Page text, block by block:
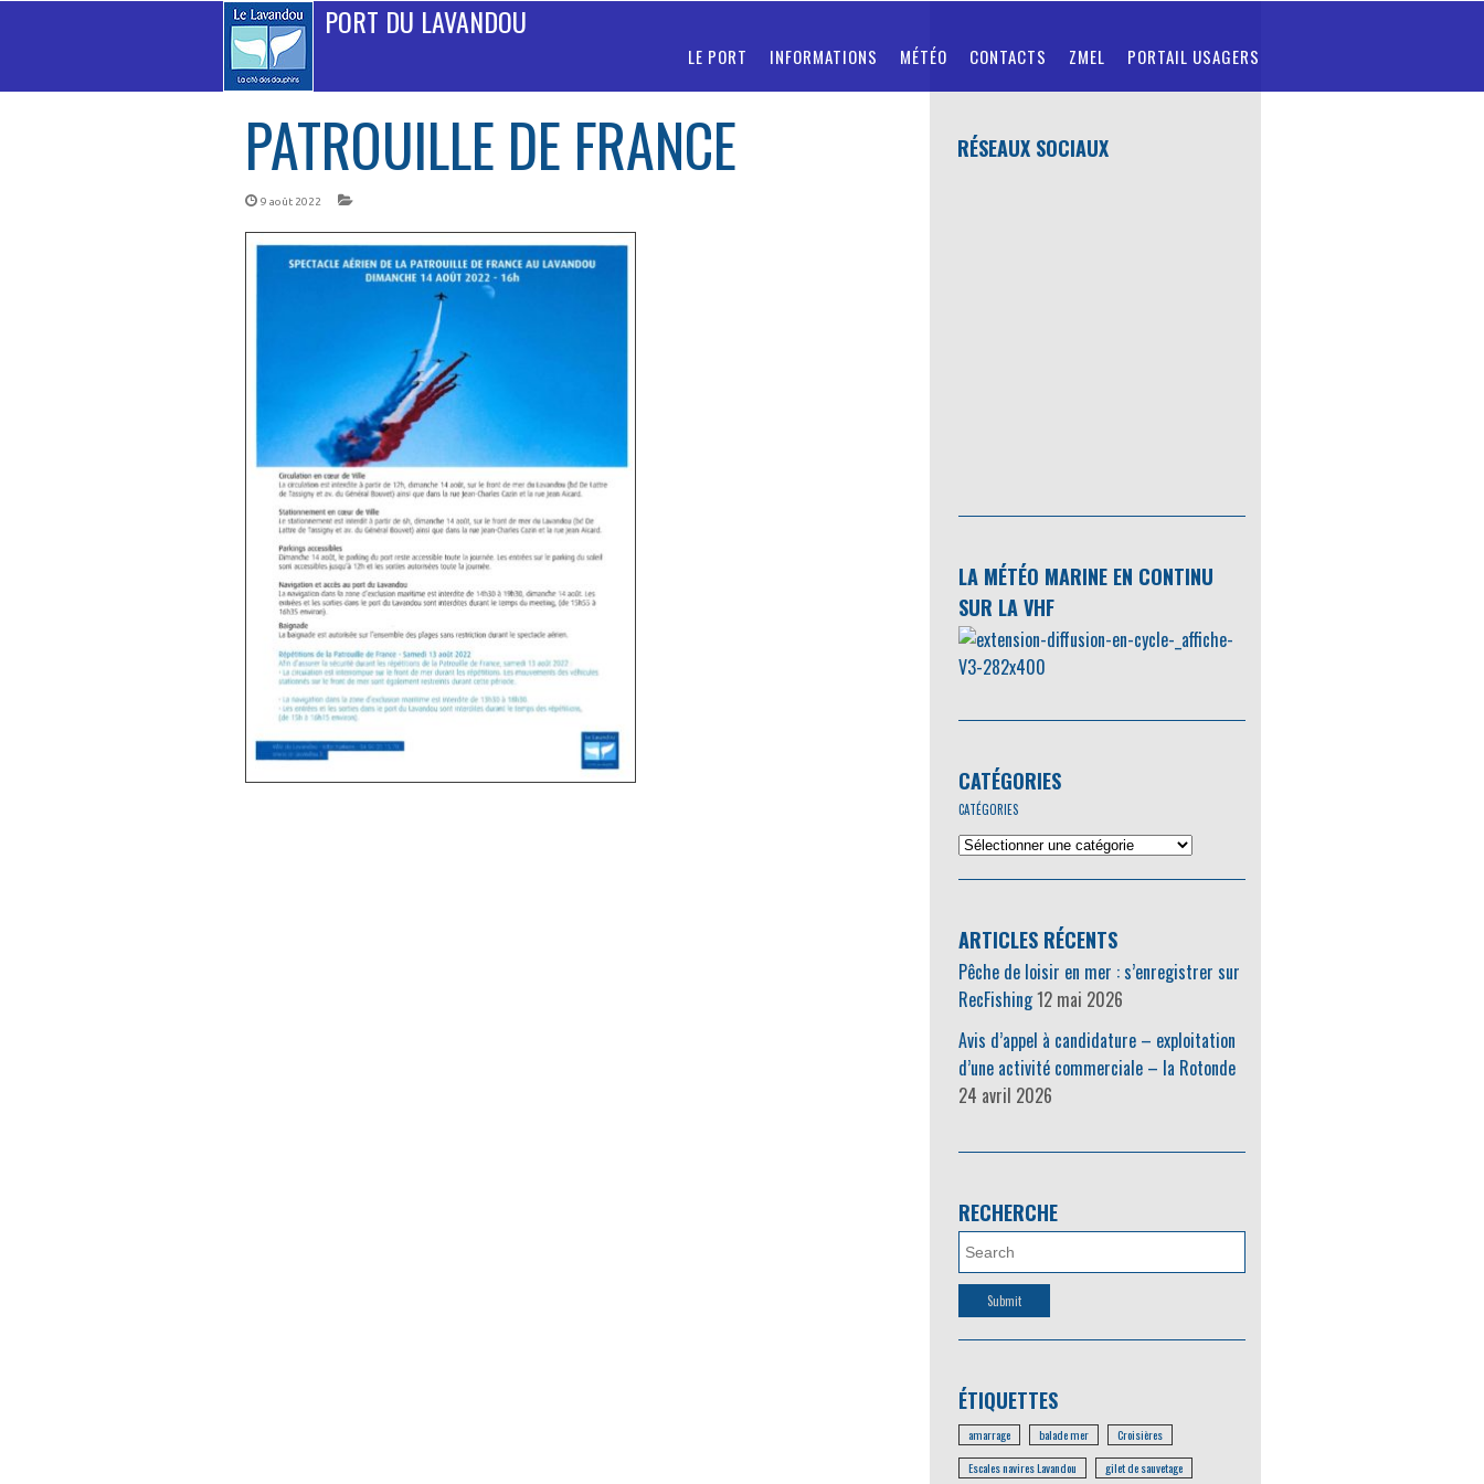
PORT DU LAVANDOU
LE PORT INFORMATIONS MÉTÉO CONTACTS ZMEL PORTAIL USAGERS
PATROUILLE DE FRANCE
9 août 2022
RÉSEAUX SOCIAUX
LA MÉTÉO MARINE EN CONTINU
SUR LA VHF
CATÉGORIES
CATÉGORIES
ARTICLES RÉCENTS
Pêche de loisir en mer : s’enregistrer sur
RecFishing12 mai 2026
Avis d’appel à candidature – exploitation
d’une activité commerciale – la Rotonde
24 avril 2026
RECHERCHE
ÉTIQUETTES
amarrage balade mer
Croisières
Escales navires Lavandou
gilet de sauvetage